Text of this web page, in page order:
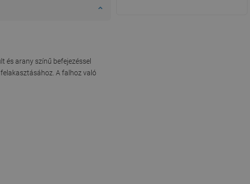
és arany színű befejezéssel
A falhoz való